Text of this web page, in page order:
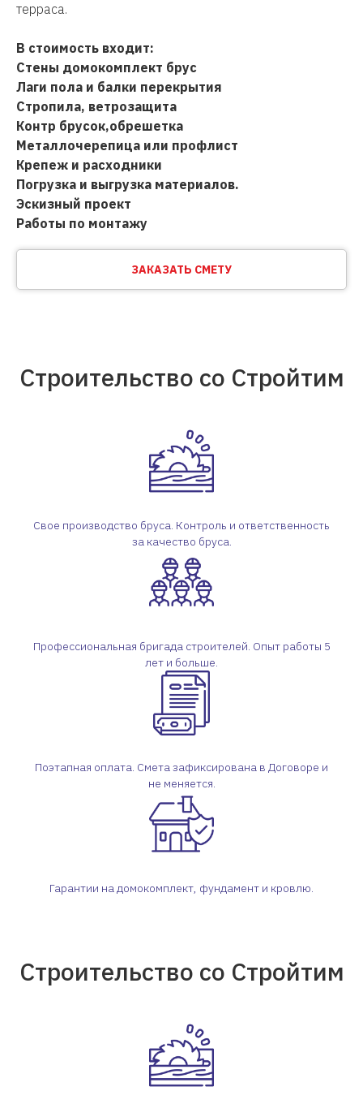
терраса.
В стоимость входит:
Стены домокомплект брус
Лаги пола и балки перекрытия
Стропила, ветрозащита
Контр брусок,обрешетка
Металлочерепица или профлист
Крепеж и расходники
Погрузка и выгрузка материалов.
Эскизный проект
Работы по монтажу
ЗАКАЗАТЬ СМЕТУ
Строительство со Стройтим
Свое производство бруса. Контроль и ответственность
за качество бруса.
Профессиональная бригада строителей. Опыт работы 5
лет и больше.
Поэтапная оплата. Смета зафиксирована в Договоре и
не меняется.
Гарантии на домокомплект, фундамент и кровлю.
Строительство со Стройтим